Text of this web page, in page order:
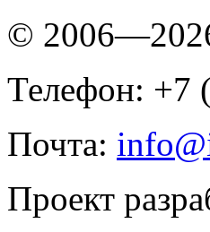
©
Телефон: +7
Почта:
Проект